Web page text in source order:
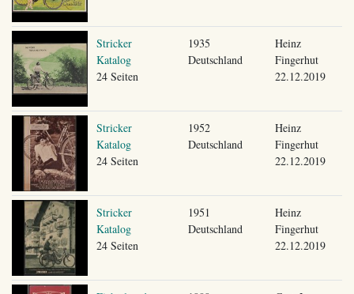
Stricker
Katalog
24 Seiten
1935
Deutschland
Heinz
Fingerhut
22.12.2019
Stricker
Katalog
24 Seiten
1952
Deutschland
Heinz
Fingerhut
22.12.2019
Stricker
Katalog
24 Seiten
1951
Deutschland
Heinz
Fingerhut
22.12.2019